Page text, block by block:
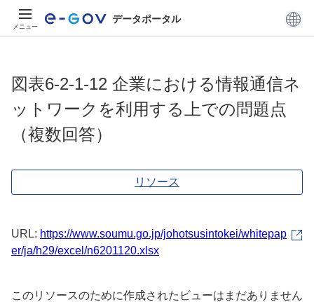
メニュー
データポータル
図表6-2-1-12 企業における情報通信ネ
ットワークを利用する上での問題点
（複数回答）
リソース
URL: https://www.soumu.go.jp/johotsusintokei/whitepap
er/ja/h29/excel/n6201120.xlsx
このリソースのために作成されたビューはまだありません